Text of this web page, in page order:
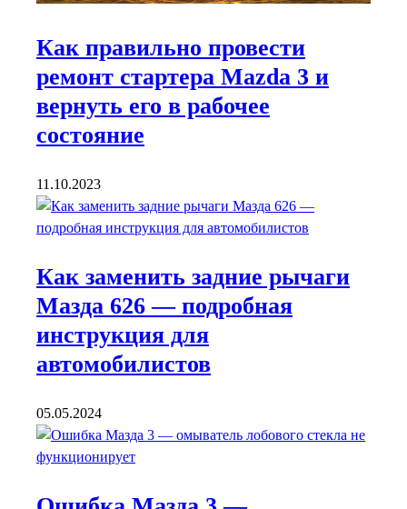
Как правильно провести
ремонт стартера Mazda 3 и
вернуть его в рабочее
состояние
11.10.2023
Как заменить задние рычаги
Мазда 626 — подробная
инструкция для
автомобилистов
05.05.2024